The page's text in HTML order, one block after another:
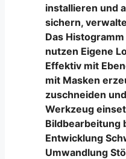
installieren und
sichern,
Das
nutzen Eigene
Effektiv mit
mit Masken
zuschneiden
Werkzeug
Bildbearbeitung
Entwicklung
Umwandlung